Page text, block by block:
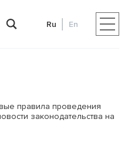
Ru En
правила проведения
законодательства на